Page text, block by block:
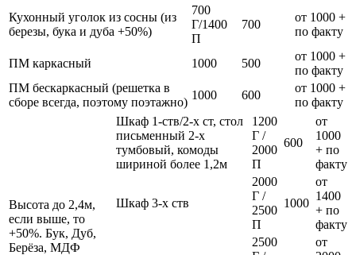
Кухонный уголок из сосны (из
березы, бука и дуба +50%)
700
Г/1400
П
700
от 1000 +
по факту
ПМ каркасный 1000 500
от 1000 +
по факту
ПМ бескаркасный (решетка в
сборе всегда, поэтому поэтажно)
1000 600
от 1000 +
по факту
Высота до 2,4м,
если выше, то
+50%. Бук, Дуб,
Берёза, МДФ
Шкаф 1-ств/2-х ст, стол
письменный 2-х
тумбовый, комоды
шириной более 1,2м
1200
Г /
2000
П
600
от
1000
+ по
факту
Шкаф 3-х ств
2000
Г /
2500
П
1000
от
1400
+ по
факту
2500
от